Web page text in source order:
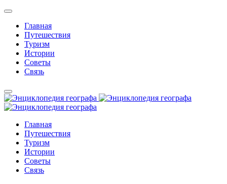
Главная
Путешествия
Туризм
Истории
Советы
Связь
Главная
Путешествия
Туризм
Истории
Советы
Связь